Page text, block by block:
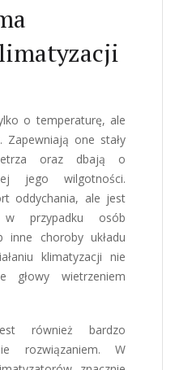
o temperaturę, ale
one stały
oraz dbają o
jego wilgotności.
oddychania, ale jest
przypadku osób
inne choroby układu
klimatyzacji nie
głowy wietrzeniem
również bardzo
rozwiązaniem. W